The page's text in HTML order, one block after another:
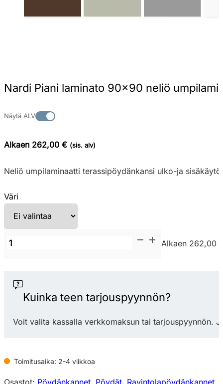
Nardi Piani laminato 90×90 neliö
Näytä ALV
Alkaen 262,00 € (sis. alv)
Neliö umpilaminaatti terassipöydänkansi ulko-ja
Väri
Nardi
90x90
neliö
pöydänkansi
Alkaen 262,00
Kuinka teen tarjouspyynnön?
Voit valita kassalla verkkomaksun tai tarjouspyynnön.
Toimitusaika: 2-4 viikkoa
Osastot: Pöydänkannet, Pöydät, Ravintolapöydänkannet